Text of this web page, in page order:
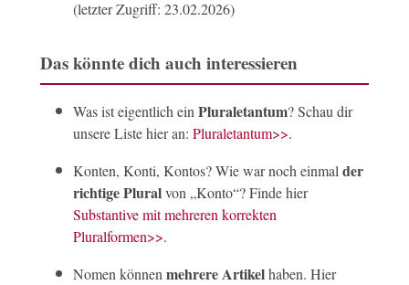
(letzter Zugriff: 23.02.2026)
Das könnte dich auch interessieren
Was ist eigentlich ein Pluraletantum? Schau dir
unsere Liste hier an: Pluraletantum>>.
Konten, Konti, Kontos? Wie war noch einmal der
richtige Pluralvon „Konto“? Finde hier
Substantive mit mehreren korrekten
Pluralformen>>.
Nomen können mehrere Artikelhaben. Hier